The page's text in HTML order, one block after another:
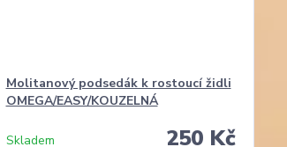
Molitanový podsedák k rostoucí židli
OMEGA/EASY/KOUZELNÁ
250 Kč
Skladem